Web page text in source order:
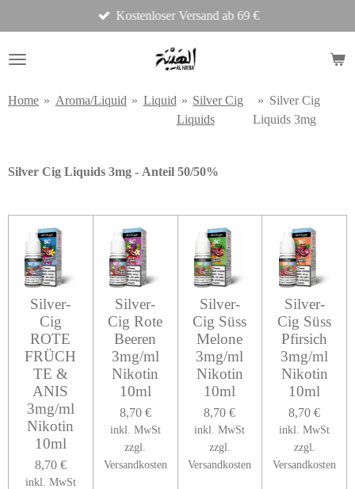
Hauptinhalt
springen
Kostenloser Versand ab 69 €
Home » Aroma/Liquid » Liquid » Silver Cig
Liquids
» Silver Cig
Liquids 3mg
Silver Cig Liquids 3mg - Anteil 50/50%
Silver-
Cig
ROTE
FRÜCH
TE &
ANIS
3mg/ml
Nikotin
10ml
8,70 €
inkl. MwSt
Silver-
Cig Rote
Beeren
3mg/ml
Nikotin
10ml
8,70 €
inkl. MwSt
zzgl.
Versandkosten
Silver-
Cig Süss
Melone
3mg/ml
Nikotin
10ml
8,70 €
inkl. MwSt
zzgl.
Versandkosten
Silver-
Cig Süss
Pfirsich
3mg/ml
Nikotin
10ml
8,70 €
inkl. MwSt
zzgl.
Versandkosten